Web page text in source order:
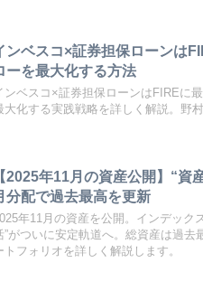
ンベスコ×証券担保ローンは
ーを最大化する方法
ンベスコ×証券担保ローンはFIREに
大化する実践戦略を詳しく解説。野
【2025年11月の資産公開】“
分配で過去最高を更新
年11月の資産を公開。インデック
”がついに安定軌道へ。総資産は過
トフォリオを詳しく解説します。